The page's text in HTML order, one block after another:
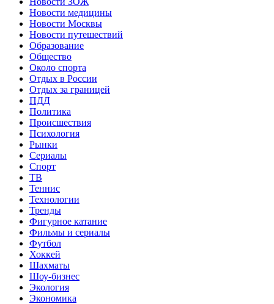
Новости медицины
Новости Москвы
Новости путешествий
Образование
Общество
Около спорта
Отдых в России
Отдых за границей
ПДД
Политика
Происшествия
Психология
Рынки
Сериалы
Спорт
ТВ
Теннис
Технологии
Тренды
Фигурное катание
Фильмы и сериалы
Футбол
Хоккей
Шахматы
Шоу-бизнес
Экология
Экономика